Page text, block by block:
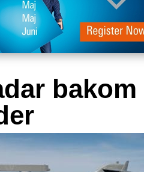
bakom